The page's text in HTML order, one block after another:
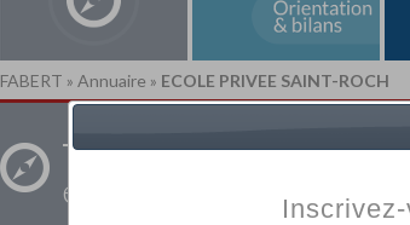
FABERT » Annuaire » ECOLE PRIVEE SAINT-ROCH
Trouver un
établissement privé